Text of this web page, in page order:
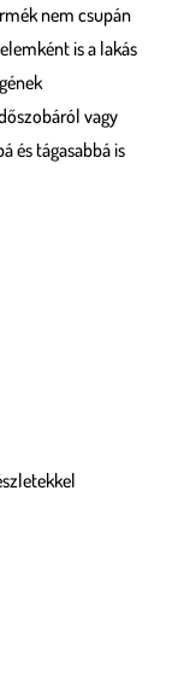
nem csupán
is a lakás
vagy
és tágasabbá is